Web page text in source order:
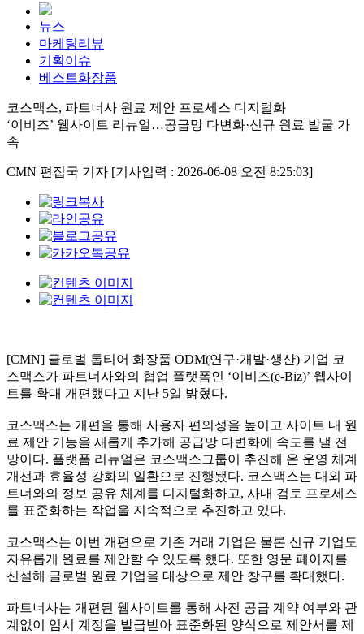
뉴스
마케팅리뷰
기획이슈
베스트화장품
코스맥스, 파트너사 원료 제안 프로세스 디지털화
‘이비즈’ 웹사이트 리뉴얼…공급망 다변화·신규 원료 발굴 가
속
CMN 편집국 기자 [기사입력 : 2026-06-08 오전 8:25:03]
[CMN] 글로벌 톱티어 화장품 ODM(연구·개발·생산) 기업 코
스맥스가 파트너사와의 협업 플랫폼인 ‘이비즈(e-Biz)’ 웹사이
트를 확대 개편했다고 지난 5일 밝혔다.
코스맥스는 개편을 통해 사용자 편의성을 높이고 사이트 내 원
료 제안 기능을 새롭게 추가해 공급망 다변화에 속도를 낼 전
망이다. 플랫폼 리뉴얼은 코스맥스그룹이 추진해 온 운영 체계
개선과 효율성 강화의 일환으로 진행됐다. 코스맥스는 대외 파
트너와의 정보 공유 체계를 디지털화하고, 사내 검토 프로세스
를 표준화하는 작업을 지속적으로 추진하고 있다.
코스맥스는 이번 개편으로 기존 거래 기업은 물론 신규 기업도
자유롭게 원료를 제안할 수 있도록 했다. 또한 영문 페이지를
신설해 글로벌 원료 기업을 대상으로 제안 창구를 확대했다.
파트너사는 개편된 웹사이트를 통해 사전 공급 계약 여부와 관
계없이 임시 계정을 발급받아 표준화된 양식으로 제안서를 제